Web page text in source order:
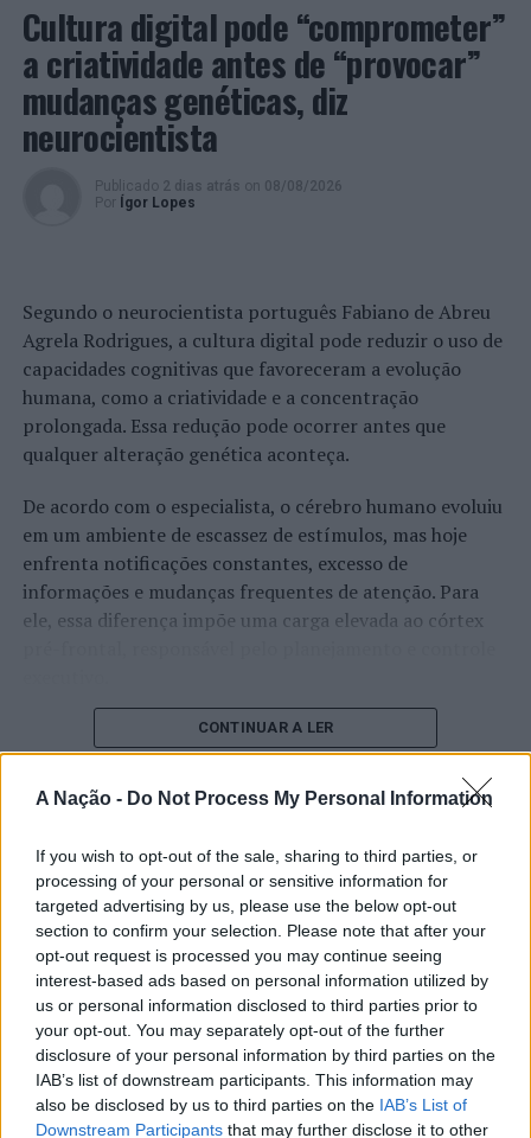
A Nação - Do Not Process My Personal Information
If you wish to opt-out of the sale, sharing to third parties, or
processing of your personal or sensitive information for
targeted advertising by us, please use the below opt-out
section to confirm your selection. Please note that after your
opt-out request is processed you may continue seeing
interest-based ads based on personal information utilized by
us or personal information disclosed to third parties prior to
your opt-out. You may separately opt-out of the further
disclosure of your personal information by third parties on the
IAB’s list of downstream participants. This information may
also be disclosed by us to third parties on the IAB’s List of
Downstream Participants that may further disclose it to other
Cultura digital pode “comprometer”
a criatividade antes de “provocar”
mudanças genéticas, diz
neurocientista
Publicado 2 dias atrás on 08/08/2026
Por
Ígor Lopes
Segundo o neurocientista português Fabiano de Abreu
Agrela Rodrigues, a cultura digital pode reduzir o uso de
capacidades cognitivas que favoreceram a evolução
humana, como a criatividade e a concentração
prolongada. Essa redução pode ocorrer antes que
qualquer alteração genética aconteça.
De acordo com o especialista, o cérebro humano evoluiu
em um ambiente de escassez de estímulos, mas hoje
enfrenta notificações constantes, excesso de
informações e mudanças frequentes de atenção. Para
ele, essa diferença impõe uma carga elevada ao córtex
O pesquisador afirma que plataformas digitais também
estimulam continuamente o sistema de recompensa do
cérebro, favorecendo a fadiga mental, a dificuldade de
manter a atenção e a procrastinação. Na sua visão,
aumentam a sensação de sobrecarga, enquanto o stress
prolongado pode elevar os níveis de cortisol e
prejudicar o desempenho cognitivo.
Fabiano de Abreu Agrela Rodrigues ressalta que não há
evidências de que o ambiente digital provoque mudanças
genéticas na espécie humana. A adaptação observada,
afirma, ocorre por meio da neuroplasticidade, processo
pelo qual os circuitos neurais se reorganizam em
resposta às experiências.
CONTINUAR A LER
“Millennium Estoril Open 2026”
regressou ao circuito ATP com
vitória do francês Luca Van Assche
Publicado 3 dias atrás on 07/08/2026
Por Ígor Lopes
O “Millennium Estoril Open 2026” decorreu entre os